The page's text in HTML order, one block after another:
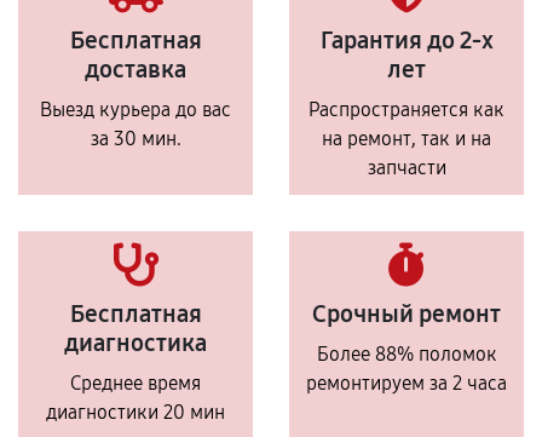
Бесплатная
доставка
Выезд курьера до вас
за 30 мин.
Гарантия до 2-х
лет
Распространяется как
на ремонт, так и на
запчасти
Бесплатная
диагностика
Среднее время
диагностики 20 мин
Срочный ремонт
Более 88% поломок
ремонтируем за 2 часа